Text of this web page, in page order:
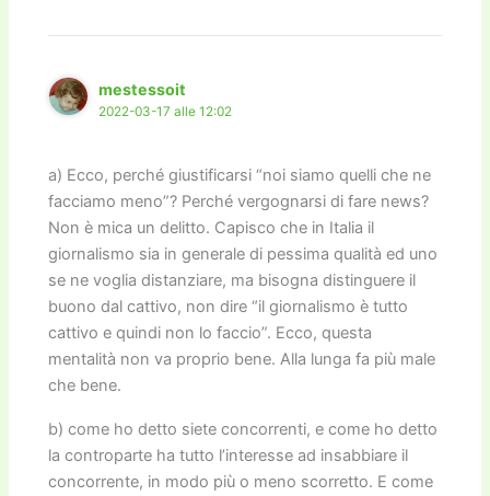
mestessoit
2022-03-17 alle 12:02
a) Ecco, perché giustificarsi “noi siamo quelli che ne
facciamo meno”? Perché vergognarsi di fare news?
Non è mica un delitto. Capisco che in Italia il
giornalismo sia in generale di pessima qualità ed uno
se ne voglia distanziare, ma bisogna distinguere il
buono dal cattivo, non dire “il giornalismo è tutto
cattivo e quindi non lo faccio”. Ecco, questa
mentalità non va proprio bene. Alla lunga fa più male
che bene.
b) come ho detto siete concorrenti, e come ho detto
la controparte ha tutto l’interesse ad insabbiare il
concorrente, in modo più o meno scorretto. E come